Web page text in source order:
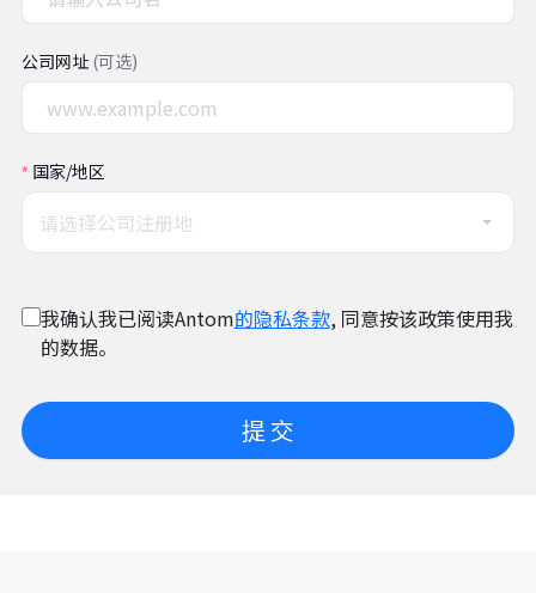
公司网址 (可选)
国家/地区
请选择公司注册地
我确认我已阅读Antom的隐私条款, 同意按该政策使用我
的数据。
提 交